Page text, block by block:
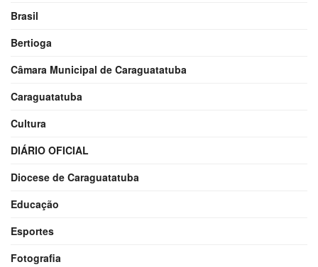
Brasil
Bertioga
Câmara Municipal de Caraguatatuba
Caraguatatuba
Cultura
DIÁRIO OFICIAL
Diocese de Caraguatatuba
Educação
Esportes
Fotografia